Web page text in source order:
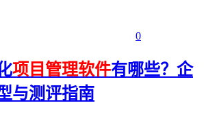
0
项目管理软件有哪些？企
与测评指南